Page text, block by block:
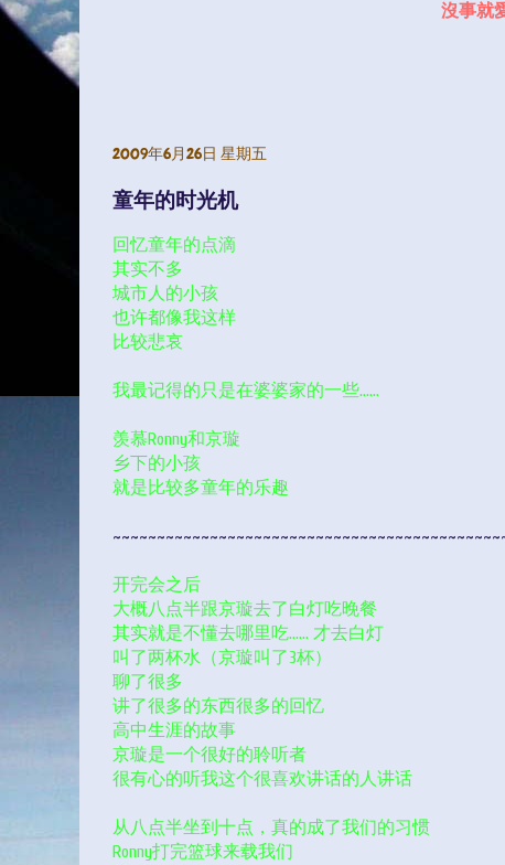
沒事就
2009年6月26日 星期五
童年的时光机
回忆童年的点滴
其实不多
城市人的小孩
也许都像我这样
比较悲哀
我最记得的只是在婆婆家的一些……
羡慕Ronny和京璇
乡下的小孩
就是比较多童年的乐趣
开完会之后
大概八点半跟京璇去了白灯吃晚餐
其实就是不懂去哪里吃…… 才去白灯
叫了两杯水（京璇叫了3杯）
聊了很多
讲了很多的东西很多的回忆
高中生涯的故事
京璇是一个很好的聆听者
很有心的听我这个很喜欢讲话的人讲话
从八点半坐到十点，真的成了我们的习惯
Ronny打完篮球来载我们